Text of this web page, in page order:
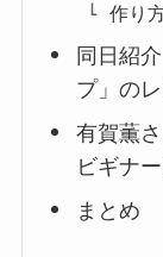
作り
同日紹
プ」の
有賀薫
ビギナ
まとめ